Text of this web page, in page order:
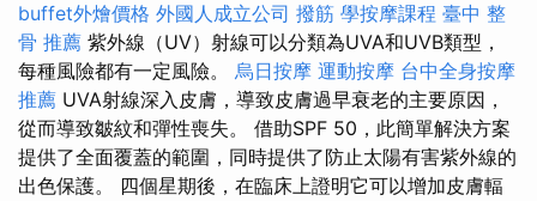
buffet外燴價格 外國人成立公司 撥筋 學按摩課程 臺中 整
骨 推薦 紫外線（UV）射線可以分類為UVA和UVB類型，
每種風險都有一定風險。 烏日按摩 運動按摩 台中全身按摩
推薦 UVA射線深入皮膚，導致皮膚過早衰老的主要原因，
從而導致皺紋和彈性喪失。 借助SPF 50，此簡單解決方案
提供了全面覆蓋的範圍，同時提供了防止太陽有害紫外線的
出色保護。 四個星期後，在臨床上證明它可以增加皮膚輻